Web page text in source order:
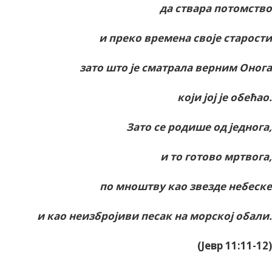
да ствара потомство
и преко времена своје старости
зато што је сматрала верним Онога
који јој је обећао.
Зато се родише од једнога,
и то готово мртвога,
по мноштву као звезде небеске
и као неизбројиви песак на морској обали.
(Јевр 11:11-12)